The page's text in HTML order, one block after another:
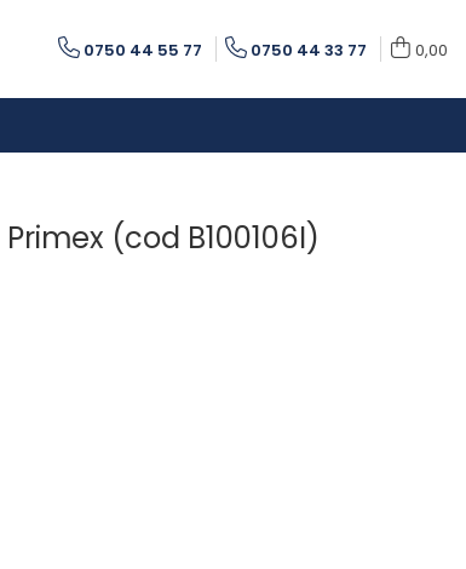
0750 44 55 77 0750 44 33 77 0,00
(cod B100106I)